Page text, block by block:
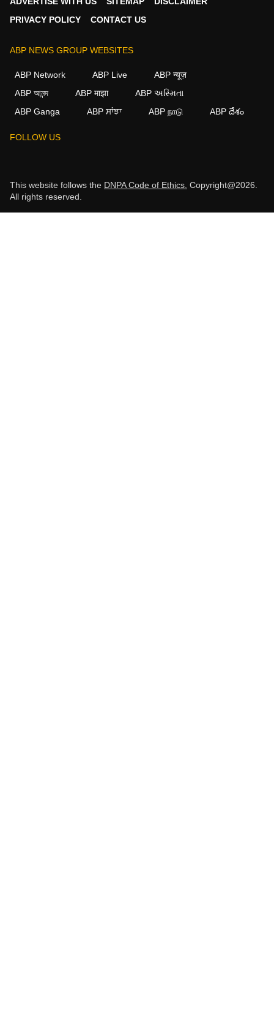
PRIVACY POLICY
CONTACT US
ABP NEWS GROUP WEBSITES
ABP Network ABP Live
ABP न्यूज़
ABP আনন্দ
ABP माझा
ABP અસ્મિતા
ABP Ganga
ABP ਸਾਂਝਾ ABP நாடு ABP దేశం
FOLLOW US
This website follows the DNPA Code of Ethics. Copyright@2026.
All rights reserved.